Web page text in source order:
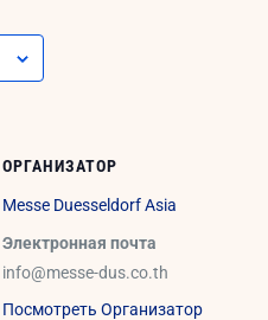
ОРГАНИЗАТОР
Messe Duesseldorf Asia
Электронная почта
info@messe-dus.co.th
Посмотреть Организатор